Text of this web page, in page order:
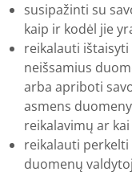
susipažinti su
kaip ir kodėl jie
reikalauti
neišsamius
arba apriboti
asmens
reikalavimų ar
reikalauti
duomenų